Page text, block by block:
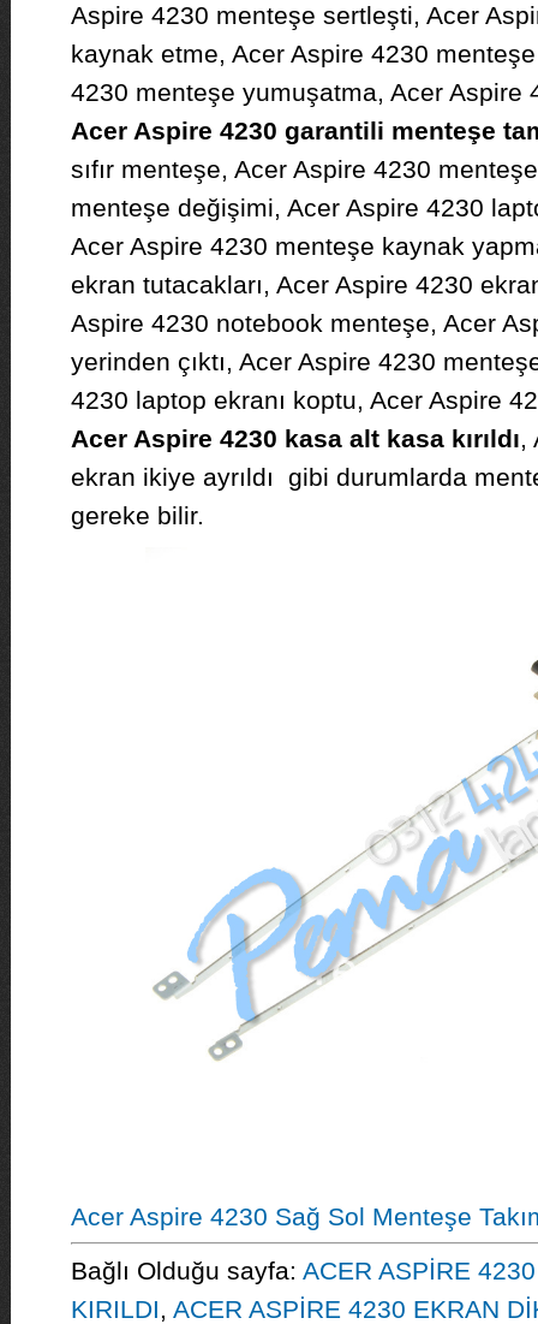
Aspire 4230 menteşe sertleşti, Acer
kaynak etme, Acer Aspire 4230
4230 menteşe yumuşatma, Acer Aspire
Acer Aspire 4230 garantili menteşe
sıfır menteşe, Acer Aspire 4230
menteşe değişimi, Acer Aspire 4230
Acer Aspire 4230 menteşe kaynak
ekran tutacakları, Acer Aspire 4230
Aspire 4230 notebook menteşe, Acer
yerinden çıktı, Acer Aspire 4230
4230 laptop ekranı koptu, Acer Aspire
Acer Aspire 4230 kasa alt kasa kırıldı,
ekran ikiye ayrıldı gibi durumlarda
gereke bilir.
Acer Aspire 4230 Sağ Sol Menteşe
Bağlı Olduğu sayfa: ACER ASPİRE
KIRILDI, ACER ASPİRE 4230 EKRAN